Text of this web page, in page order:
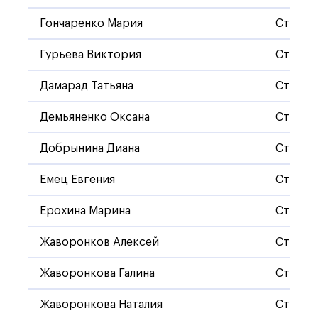
Гончаренко Мария
Гурьева Виктория
Дамарад Татьяна
Демьяненко Оксана
Добрынина Диана
Емец Евгения
Ерохина Марина
Жаворонков Алексей
Жаворонкова Галина
Жаворонкова Наталия